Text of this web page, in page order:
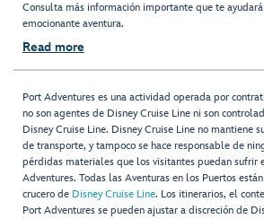
Consulta más información importante que te
emocionante aventura.
Read more
Port Adventures es una actividad operada por
no son agentes de Disney Cruise Line ni son
Disney Cruise Line. Disney Cruise Line no mantiene
de transporte, y tampoco se hace responsable de
pérdidas materiales que los visitantes puedan sufrir
Adventures. Todas las Aventuras en los Puertos
crucero de Disney Cruise Line. Los itinerarios, el
Port Adventures se pueden ajustar a discreción de